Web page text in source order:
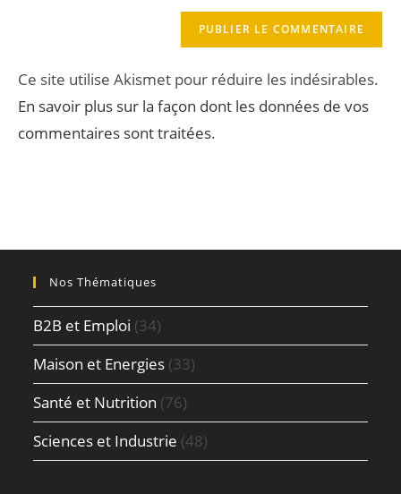
Ce site utilise Akismet pour réduire les indésirables.
En savoir plus sur la façon dont les données de vos
commentaires sont traitées.
Nos Thématiques
B2B et Emploi (34)
Maison et Energies (33)
Santé et Nutrition (76)
Sciences et Industrie (48)